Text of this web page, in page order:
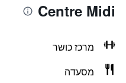
Centre Midi
מרכז כושר
מסעדה